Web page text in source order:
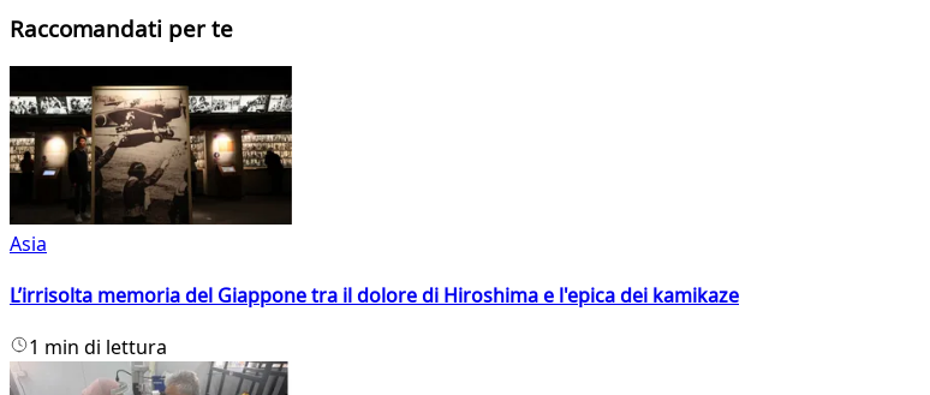
Raccomandati per te
Asia
L’irrisolta memoria del Giappone tra il dolore di Hiroshima e l'epica dei kamikaze
1 min di lettura